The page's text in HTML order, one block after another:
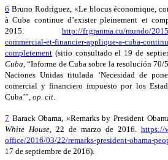
6 Bruno Rodríguez, «Le blocus économique,
à Cuba continue d’exister pleinement et
2015. http://fr.granma.cu/mundo/
commercial-et-financier-applique-a-cuba-
completement (sitio consultado el 19 de
Cuba, “Informe de Cuba sobre la resolución 70/
Naciones Unidas titulada ‘Necesidad de
comercial y financiero impuesto por los
Cuba’”, op. cit.
7 Barack Obama, «Remarks by President
White House, 22 de marzo de 2016. https://
office/2016/03/22/remarks-president-obama-
17 de septiembre de 2016).